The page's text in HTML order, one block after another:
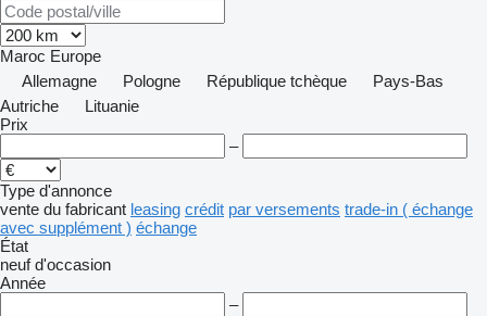
Maroc Europe
Allemagne
Pologne République tchèque
Pays-Bas
Autriche
Lituanie
Prix
–
Type d'annonce
vente du fabricant leasing crédit par versements trade-in ( échange
avec supplément ) échange
État
neuf d'occasion
Année
–